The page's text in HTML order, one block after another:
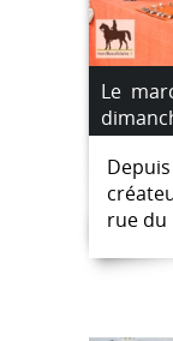
Le
rue du